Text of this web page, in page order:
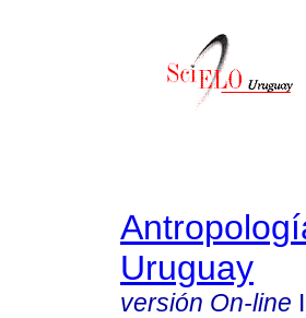
Uruguay
versión On-line